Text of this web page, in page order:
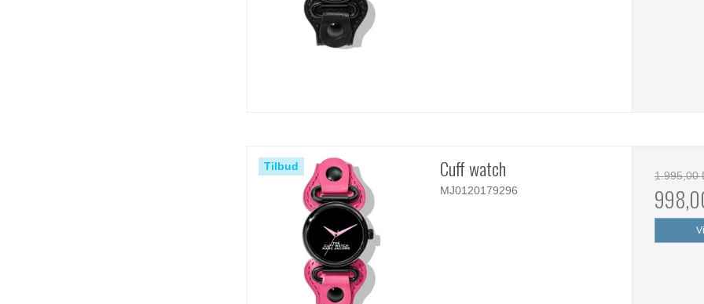
Tilbud Cuff watch
MJ0120179296
1.995,00